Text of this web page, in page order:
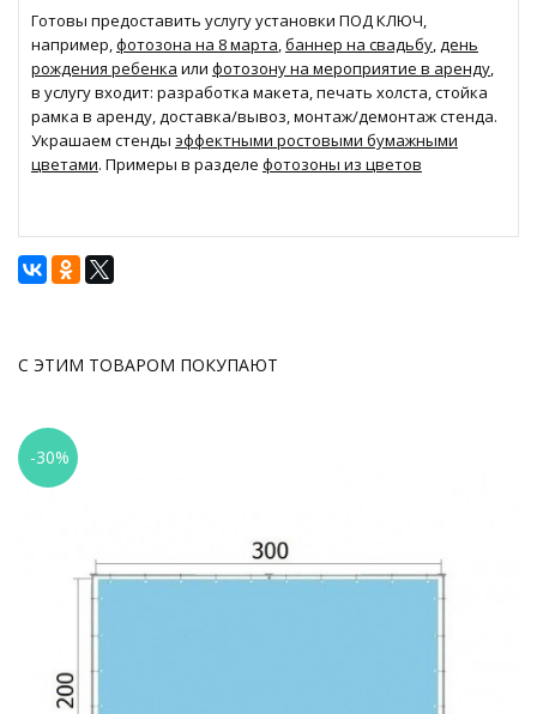
Готовы предоставить услугу установки ПОД КЛЮЧ,
например,фотозона на 8 марта,баннер на свадьбу,день
рождения ребенка или фотозону на мероприятие в аренду,
в услугу входит: разработка макета, печать холста, стойка
рамка в аренду, доставка/вывоз, монтаж/демонтаж стенда.
Украшаем стенды эффектными ростовыми бумажными
цветами. Примеры в разделе фотозоны из цветов
С ЭТИМ ТОВАРОМ ПОКУПАЮТ
-30%